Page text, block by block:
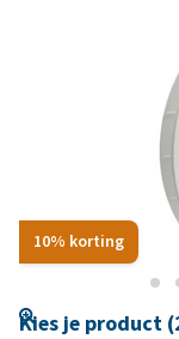
10% korting
Kies je product